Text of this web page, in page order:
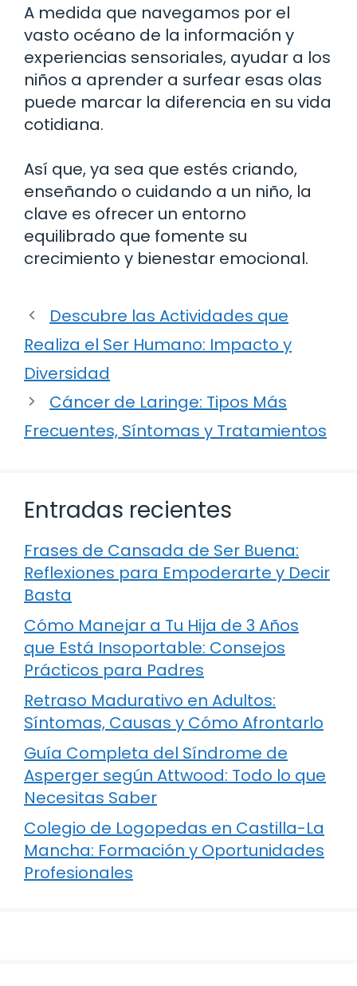
A medida que navegamos por el
vasto océano de la información y
experiencias sensoriales, ayudar a los
niños a aprender a surfear esas olas
puede marcar la diferencia en su vida
cotidiana.
Así que, ya sea que estés criando,
enseñando o cuidando a un niño, la
clave es ofrecer un entorno
equilibrado que fomente su
crecimiento y bienestar emocional.
Descubre las Actividades que
Realiza el Ser Humano: Impacto y
Diversidad
Cáncer de Laringe: Tipos Más
Frecuentes, Síntomas y Tratamientos
Entradas recientes
Frases de Cansada de Ser Buena:
Reflexiones para Empoderarte y Decir
Basta
Cómo Manejar a Tu Hija de 3 Años
que Está Insoportable: Consejos
Prácticos para Padres
Retraso Madurativo en Adultos:
Síntomas, Causas y Cómo Afrontarlo
Guía Completa del Síndrome de
Asperger según Attwood: Todo lo que
Necesitas Saber
Colegio de Logopedas en Castilla-La
Mancha: Formación y Oportunidades
Profesionales